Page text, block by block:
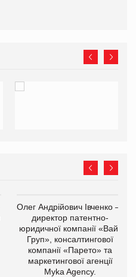
Олег Андрійович Івченко —
директор патентно-
юридичної компанії «Вайз
Груп», консалтингової
компанії «Парето» та
маркетингової агенції
Myka Agency.